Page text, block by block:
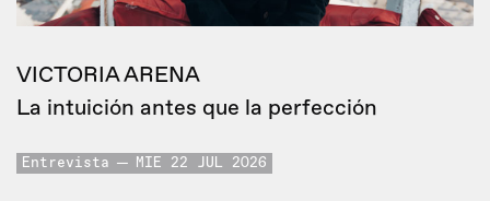
VICTORIA ARENA
La intuición antes que la perfección
Entrevista MIE 22 JUL 2026